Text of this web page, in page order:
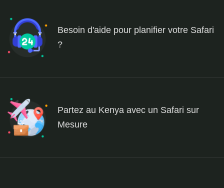
Besoin d'aide pour planifier votre Safari
?
Partez au Kenya avec un Safari sur
Mesure